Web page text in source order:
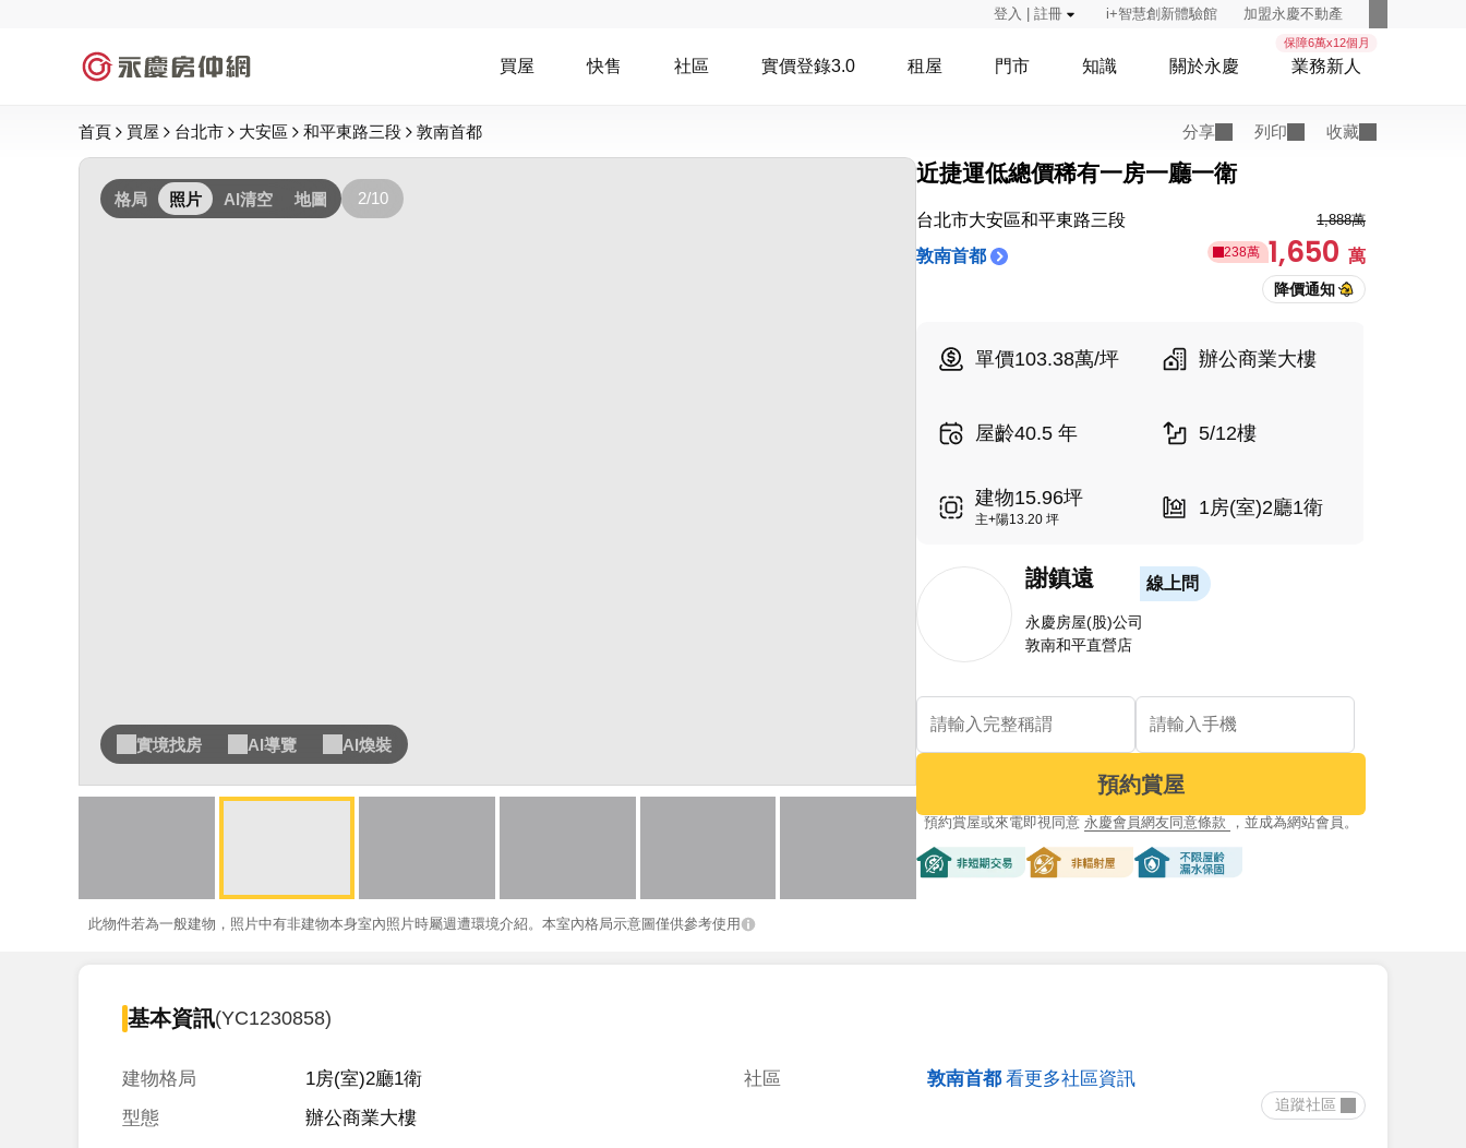
登入 | 註冊 i+智慧創新體驗館 加盟永慶不動產
買屋 快售 社區 實價登錄3.0 租屋 門市 知識 關於永慶
保障6萬x12個月
業務新人
首頁 買屋 台北市 大安區 和平東路三段 敦南首都 分享 列印 收藏
格局 照片 AI清空 地圖 2/10
實境找房 AI導覽 AI煥裝
此物件若為一般建物，照片中有非建物本身室內照片時屬週遭環境介紹。本室內格局示意圖僅供參考使用
近捷運低總價稀有一房一廳一衛
台北市大安區和平東路三段
敦南首都
1,888萬
238萬 1,650 萬
單價103.38萬/坪 辦公商業大樓
屋齡40.5 年 5/12樓
建物15.96坪
主+陽13.20 坪
1房(室)2廳1衛
謝鎮遠 線上問
永慶房屋(股)公司
敦南和平直營店
預約賞屋
預約賞屋或來電即視同意 永慶會員網友同意條款 ，並成為網站會員。
基本資訊(YC1230858)
建物格局
1房(室)2廳1衛
型態
辦公商業大樓
社區 敦南首都 看更多社區資訊